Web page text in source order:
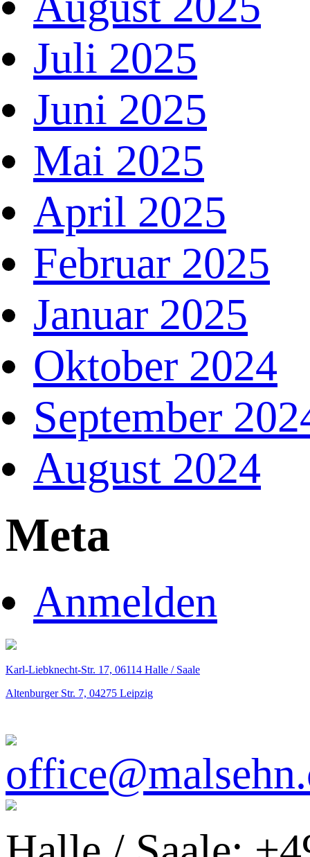
Juli 2025
Juni 2025
Mai 2025
April 2025
Februar 2025
Januar 2025
Oktober 2024
September
August 2024
Meta
Anmelden
Karl-Liebknecht-Str. 17, 06114 Halle / Saale
Altenburger Str. 7, 04275 Leipzig